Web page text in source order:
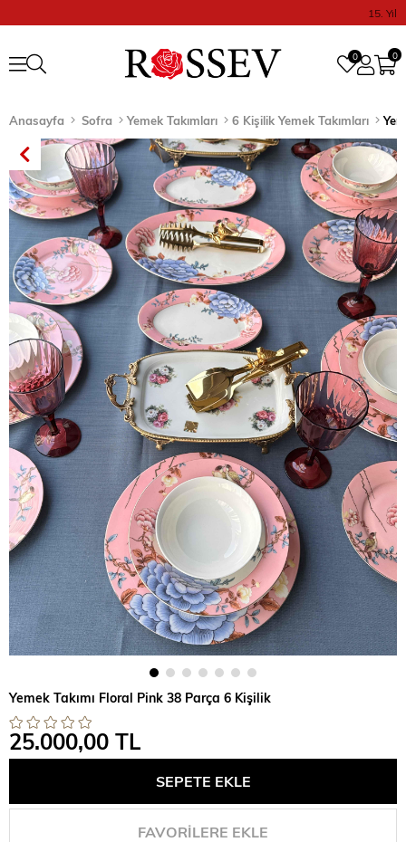
15. Yıl
0
0
Anasayfa Sofra Yemek Takımları 6 Kişilik Yemek Takımları
Yemek Takımı Floral Pink 38 Parça 6 Kişilik
25.000,00 TL
FAVORILERE EKLE